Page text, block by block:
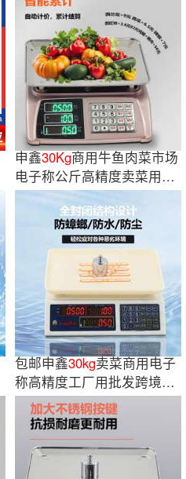
申鑫30Kg商用牛鱼肉菜市场
电子称公斤高精度卖菜用水
果批发电子秤
包邮申鑫30kg卖菜商用电子
称高精度工厂用批发跨境称
重精准电子秤